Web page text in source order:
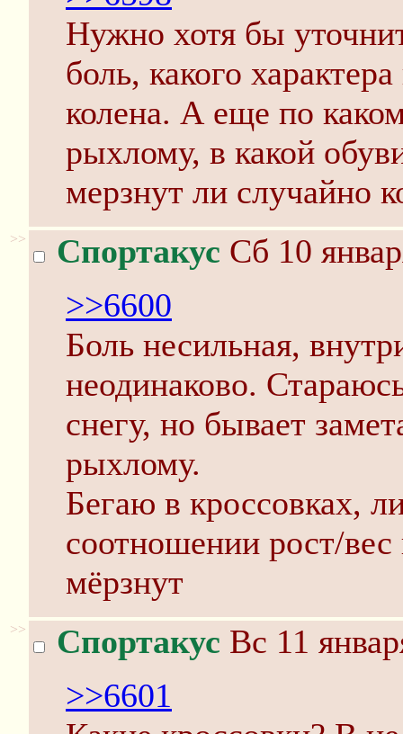
Нужно хотя бы
боль, какого
колена. А еще по
рыхлому, в какой
мерзнут ли случайно
>> Спортакус Сб 10
>>6600
Боль несильная,
неодинаково.
снегу, но бывает
рыхлому.
Бегаю в кроссовках,
соотношении рост/
мёрзнут
>> Спортакус Вс 11
>>6601